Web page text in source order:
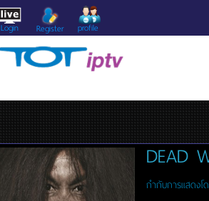
Login Register profile
DEAD
กำกับการแสดงโ